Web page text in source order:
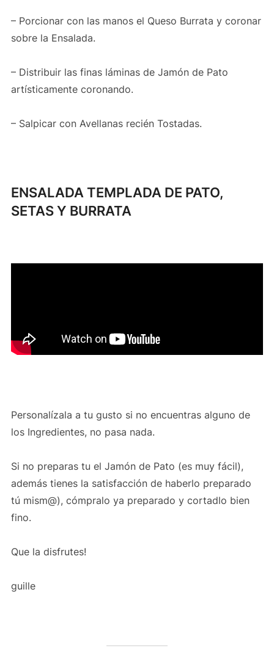
– Porcionar con las manos el Queso Burrata y coronar
sobre la Ensalada.
– Distribuir las finas láminas de Jamón de Pato
artísticamente coronando.
– Salpicar con Avellanas recién Tostadas.
ENSALADA TEMPLADA DE PATO,
SETAS Y BURRATA
Personalízala a tu gusto si no encuentras alguno de
los Ingredientes, no pasa nada.
Si no preparas tu el Jamón de Pato (es muy fácil),
además tienes la satisfacción de haberlo preparado
tú mism@), cómpralo ya preparado y cortadlo bien
fino.
Que la disfrutes!
guille